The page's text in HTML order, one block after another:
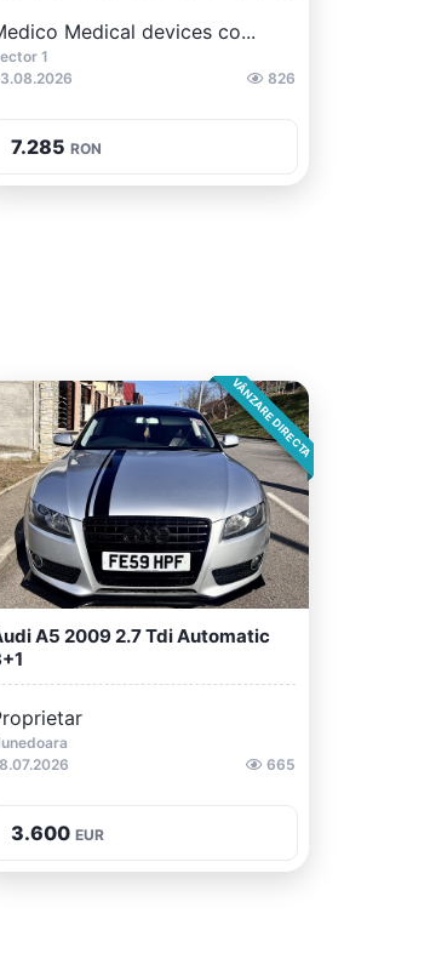
Medical devices co...
1
826
7.285 RON
VÂNZARE DIRECTA
A5 2009 2.7 Tdi Automatic
665
3.600 EUR